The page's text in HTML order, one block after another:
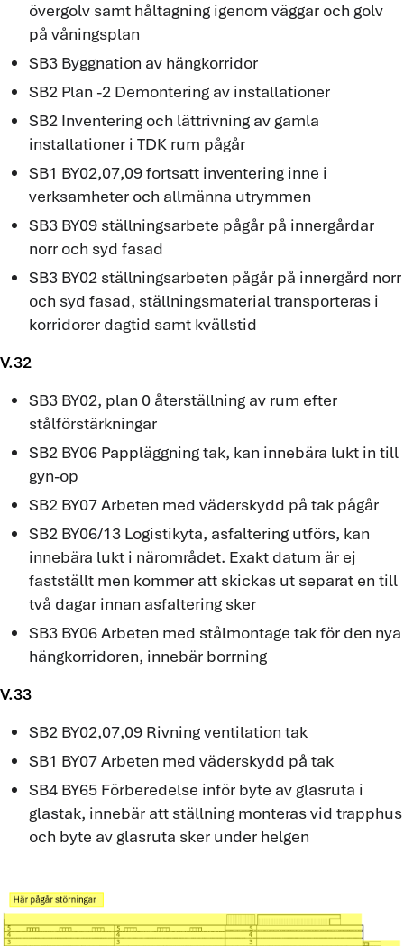
övergolv samt håltagning igenom väggar och golv
på våningsplan
SB3 Byggnation av hängkorridor
SB2 Plan -2 Demontering av installationer
SB2 Inventering och lättrivning av gamla
installationer i TDK rum pågår
SB1 BY02,07,09 fortsatt inventering inne i
verksamheter och allmänna utrymmen
SB3 BY09 ställningsarbete pågår på innergårdar
norr och syd fasad
SB3 BY02 ställningsarbeten pågår på innergård norr
och syd fasad, ställningsmaterial transporteras i
korridorer dagtid samt kvällstid
V.32
SB3 BY02, plan 0 återställning av rum efter
stålförstärkningar
SB2 BY06 Pappläggning tak, kan innebära lukt in till
gyn-op
SB2 BY07 Arbeten med väderskydd på tak pågår
SB2 BY06/13 Logistikyta, asfaltering utförs, kan
innebära lukt i närområdet. Exakt datum är ej
fastställt men kommer att skickas ut separat en till
två dagar innan asfaltering sker
SB3 BY06 Arbeten med stålmontage tak för den nya
hängkorridoren, innebär borrning
V.33
SB2 BY02,07,09 Rivning ventilation tak
SB1 BY07 Arbeten med väderskydd på tak
SB4 BY65 Förberedelse inför byte av glasruta i
glastak, innebär att ställning monteras vid trapphus
och byte av glasruta sker under helgen